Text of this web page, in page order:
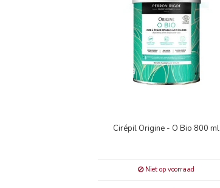
Cirépil Origine - O Bio 800 ml
Niet op voorraad